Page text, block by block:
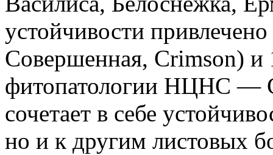
устойчивости
Совершенная, Crimson) и
фитопатологии НЦНС
сочетает в себе
но и к другим листовых